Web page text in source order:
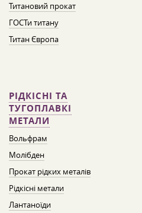
Титановий прокат
ГОСТи титану
Титан Європа
РІДКІСНІ ТА
ТУГОПЛАВКІ
МЕТАЛИ
Вольфрам
Молібден
Прокат рідких металів
Рідкісні метали
Лантаноїди